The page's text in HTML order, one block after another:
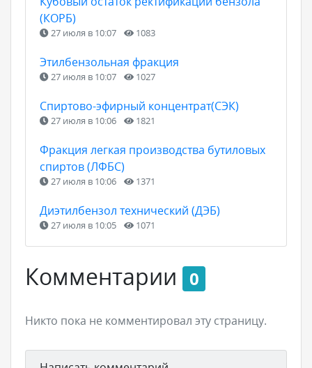
(КОРБ)
27 июля в 10:07 1083
Этилбензольная фракция
27 июля в 10:07 1027
Спиртово-эфирный концентрат(СЭК)
27 июля в 10:06 1821
Фракция легкая производства бутиловых
спиртов (ЛФБС)
27 июля в 10:06 1371
Диэтилбензол технический (ДЭБ)
27 июля в 10:05 1071
Комментарии 0
Никто пока не комментировал эту страницу.